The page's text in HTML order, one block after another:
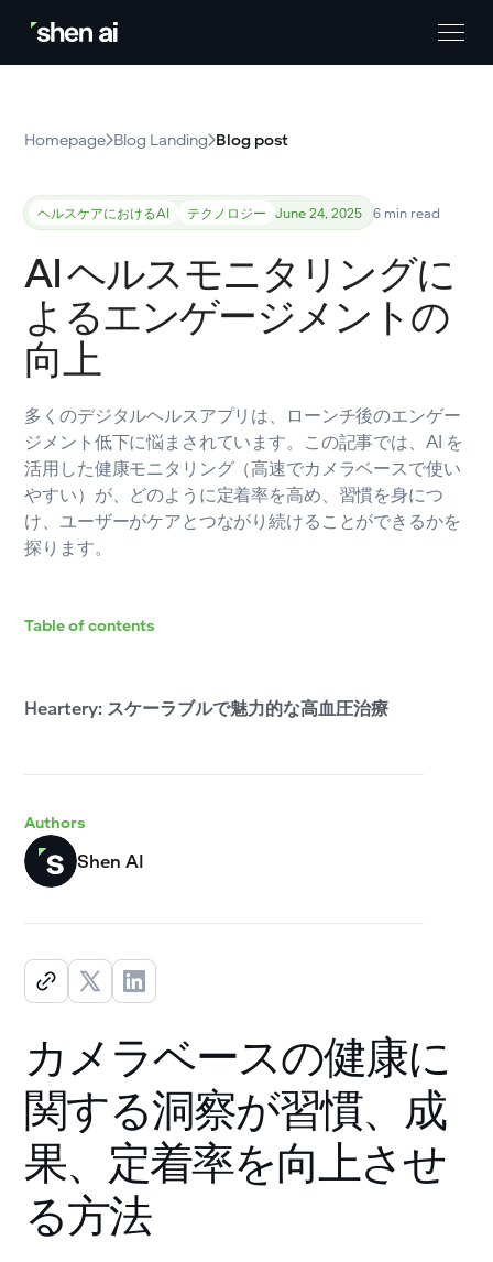
Homepage Blog Landing Blog post
ヘルスケアにおけるAI テクノロジー June 24, 2025 6 min read
AI ヘルスモニタリングに
よるエンゲージメントの
向上
多くのデジタルヘルスアプリは、ローンチ後のエンゲー
ジメント低下に悩まされています。この記事では、AI を
活用した健康モニタリング（高速でカメラベースで使い
やすい）が、どのように定着率を高め、習慣を身につ
け、ユーザーがケアとつながり続けることができるかを
探ります。
Table of contents
Heartery: スケーラブルで魅力的な高血圧治療
Authors
Shen AI
カメラベースの健康に
関する洞察が習慣、成
果、定着率を向上させ
る方法